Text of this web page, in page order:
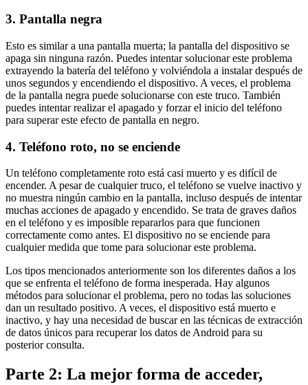
3. Pantalla negra
Esto es similar a una pantalla muerta; la pantalla del dispositivo se
apaga sin ninguna razón. Puedes intentar solucionar este problema
extrayendo la batería del teléfono y volviéndola a instalar después de
unos segundos y encendiendo el dispositivo. A veces, el problema
de la pantalla negra puede solucionarse con este truco. También
puedes intentar realizar el apagado y forzar el inicio del teléfono
para superar este efecto de pantalla en negro.
4. Teléfono roto, no se enciende
Un teléfono completamente roto está casi muerto y es difícil de
encender. A pesar de cualquier truco, el teléfono se vuelve inactivo y
no muestra ningún cambio en la pantalla, incluso después de intentar
muchas acciones de apagado y encendido. Se trata de graves daños
en el teléfono y es imposible repararlos para que funcionen
correctamente como antes. El dispositivo no se enciende para
cualquier medida que tome para solucionar este problema.
Los tipos mencionados anteriormente son los diferentes daños a los
que se enfrenta el teléfono de forma inesperada. Hay algunos
métodos para solucionar el problema, pero no todas las soluciones
dan un resultado positivo. A veces, el dispositivo está muerto e
inactivo, y hay una necesidad de buscar en las técnicas de extracción
de datos únicos para recuperar los datos de Android para su
posterior consulta.
Parte 2: La mejor forma de acceder,